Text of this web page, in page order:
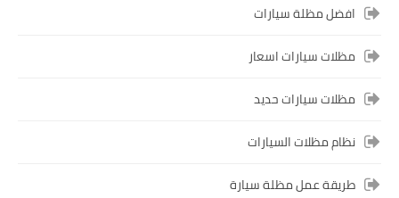
افضل مظلة سيارات
مظلات سيارات اسعار
مظلات سيارات حديد
نظام مظلات السيارات
طريقة عمل مظلة سيارة